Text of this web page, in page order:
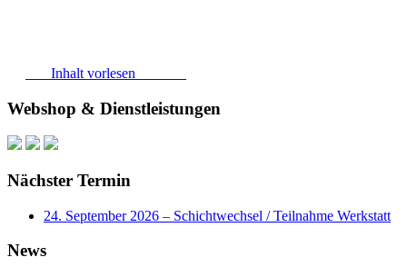
Inhalt vorlesen
Webshop & Dienstleistungen
Nächster Termin
24. September 2026 – Schichtwechsel / Teilnahme Werkstatt
News